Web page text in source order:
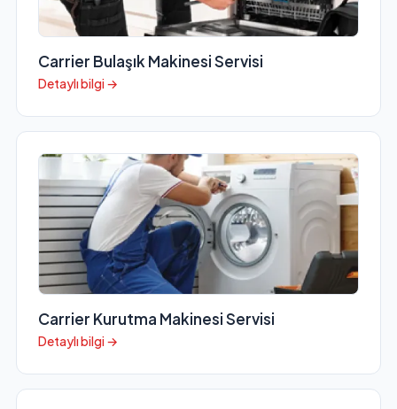
Carrier Bulaşık Makinesi Servisi
Detaylı bilgi →
Carrier Kurutma Makinesi Servisi
Detaylı bilgi →